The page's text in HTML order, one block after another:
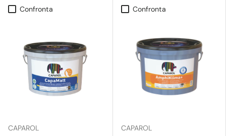
Confronta
CAPAROL
Confronta
CAPAROL